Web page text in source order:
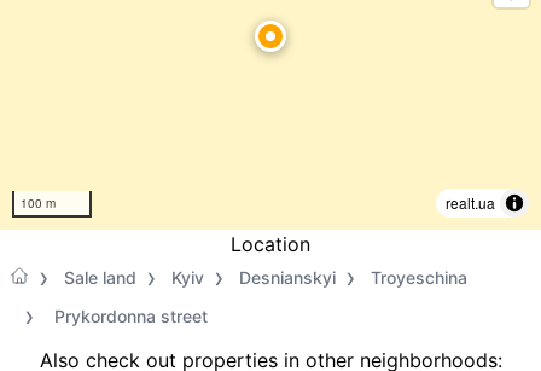
100 m realt.ua
Location
Sale land Kyiv Desnianskyi
Troyeschina
Prykordonna street
Also check out properties in other neighborhoods: